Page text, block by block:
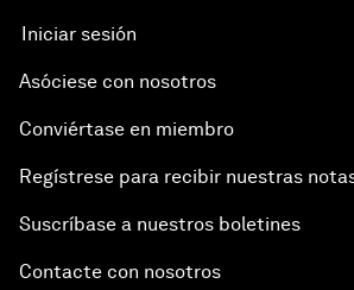
Iniciar sesión
Asóciese con nosotros
Conviértase en miembro
Regístrese para recibir nuestras
Suscríbase a nuestros boletines
Contacte con nosotros